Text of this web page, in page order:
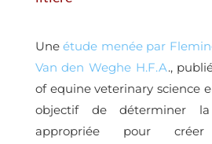
Uneétude menée par
Van den Weghe H.F.A.,
of equine veterinary science
objectif de déterminer
appropriée pour